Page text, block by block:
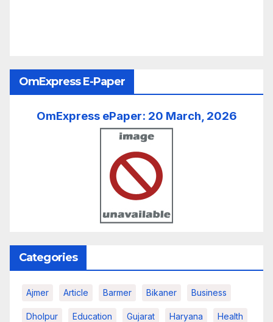
OmExpress E-Paper
OmExpress ePaper: 20 March, 2026
Categories
Ajmer Article Barmer Bikaner Business
Dholpur Education Gujarat Haryana Health